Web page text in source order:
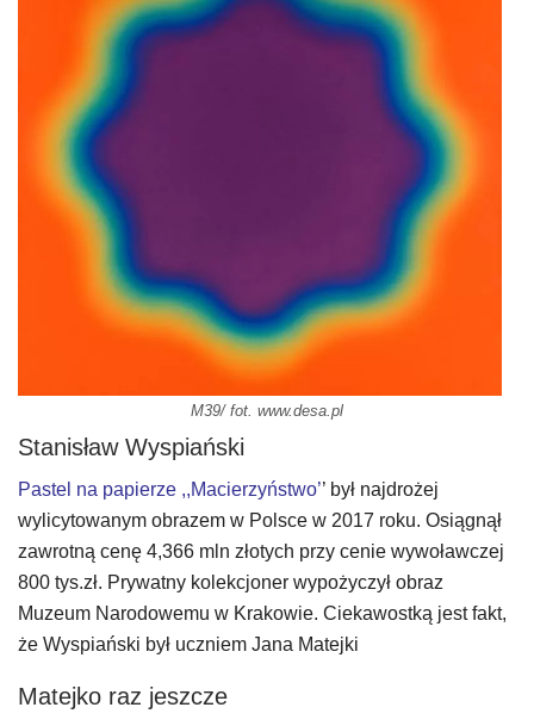
M39/ fot. www.desa.pl
Stanisław Wyspiański
Pastel na papierze ,,Macierzyństwo’’ był najdrożej
wylicytowanym obrazem w Polsce w 2017 roku. Osiągnął
zawrotną cenę 4,366 mln złotych przy cenie wywoławczej
800 tys.zł. Prywatny kolekcjoner wypożyczył obraz
Muzeum Narodowemu w Krakowie. Ciekawostką jest fakt,
że Wyspiański był uczniem Jana Matejki
Matejko raz jeszcze